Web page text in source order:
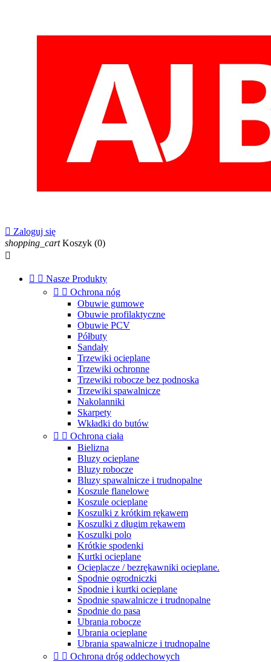
 Zaloguj się
shopping_cart Koszyk (0)

  Nasze Produkty
  Ochrona nóg
Obuwie gumowe
Obuwie profilaktyczne
Obuwie PCV
Półbuty
Sandały
Trzewiki ocieplane
Trzewiki ochronne
Trzewiki robocze bez podnoska
Trzewiki spawalnicze
Nakolanniki
Skarpety
Wkładki do butów
  Ochrona ciała
Bielizna
Bluzy ocieplane
Bluzy robocze
Bluzy spawalnicze i trudnopalne
Koszule flanelowe
Koszule ocieplane
Koszulki z krótkim rękawem
Koszulki z długim rękawem
Koszulki polo
Krótkie spodenki
Kurtki ocieplane
Ocieplacze / bezrękawniki ocieplane.
Spodnie ogrodniczki
Spodnie i kurtki ocieplane
Spodnie spawalnicze i trudnopalne
Spodnie do pasa
Ubrania robocze
Ubrania ocieplane
Ubrania spawalnicze i trudnopalne
  Ochrona dróg oddechowych